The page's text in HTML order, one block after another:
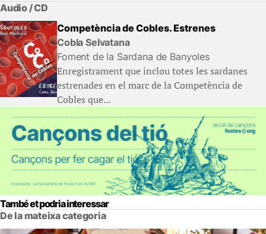
Audio / CD
Competència de Cobles. Estrenes
Cobla Selvatana
Foment de la Sardana de Banyoles
Enregistrament que inclou totes les sardanes
estrenades en el marc de la Competència de
Cobles que...
També et podria interessar
De la mateixa categoria